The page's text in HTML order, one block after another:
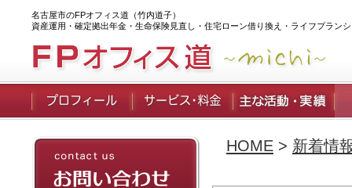
名古屋市のFPオフィス道（竹内道子）
資産運用・確定拠出年金・生命保険見直し・住宅ローン借り換え・ライフプラン
HOME > 新着情